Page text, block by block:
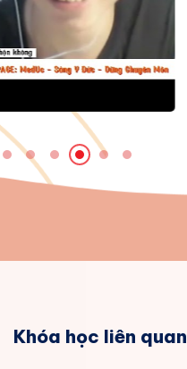
học viên
Khóa học liên quan